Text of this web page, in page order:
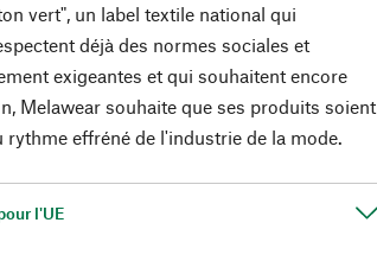
vert", un label textile national qui
déjà des normes sociales et
exigeantes et qui souhaitent encore
Melawear souhaite que ses produits soient
effréné de l'industrie de la mode.
l'UE